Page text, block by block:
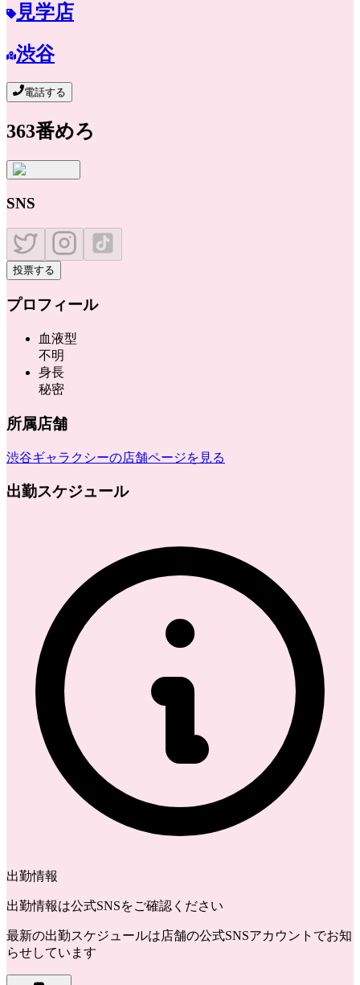
見学店
渋谷
電話する
363番めろ
SNS
投票する
プロフィール
血液型
不明
身長
秘密
所属店舗
渋谷ギャラクシーの店舗ページを見る
出勤スケジュール
出勤情報
出勤情報は公式SNSをご確認ください
最新の出勤スケジュールは店舗の公式SNSアカウントでお知
らせしています